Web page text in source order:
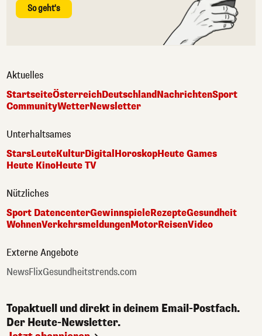
So geht's
Aktuelles
StartseiteÖsterreichDeutschlandNachrichtenSport
CommunityWetterNewsletter
Unterhaltsames
StarsLeuteKulturDigital HoroskopHeute Games
Heute KinoHeute TV
Nützliches
Sport DatencenterGewinnspieleRezepteGesundheit
WohnenVerkehrsmeldungenMotorReisenVideo
Externe Angebote
NewsFlixGesundheitstrends.com
Topaktuell und direkt in deinem Email-Postfach.
Der Heute-Newsletter.